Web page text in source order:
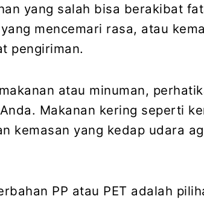
yang salah bisa berakibat
mencemari rasa, atau
pengiriman.
atau minuman,
Makanan kering seperti
kemasan yang kedap udara
PP atau PET adalah